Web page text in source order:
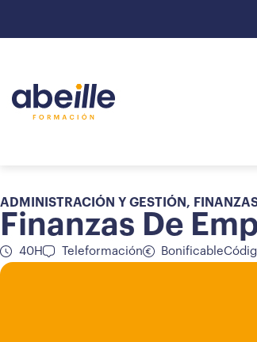
ADMINISTRACIÓN Y GESTIÓN ,
Finanzas De
40H Teleformación Bonificable